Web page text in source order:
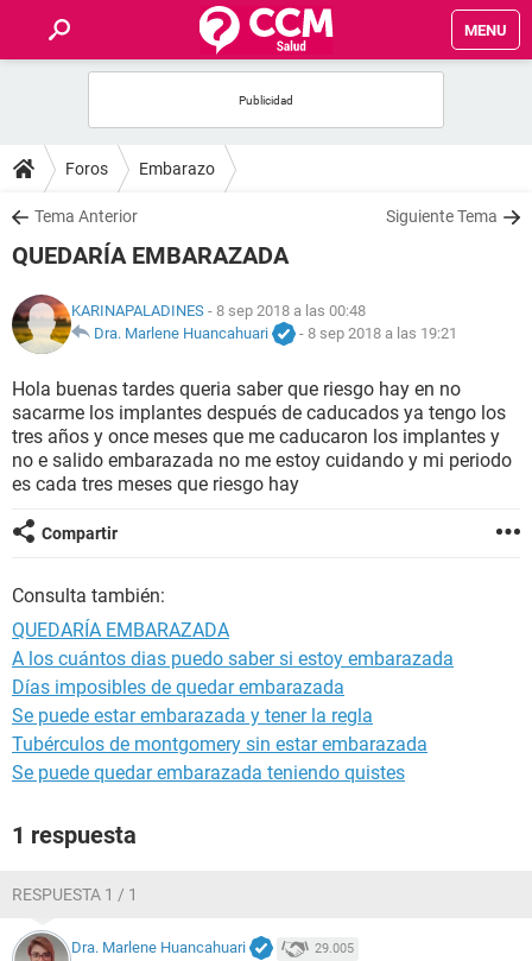
MENU
FOROS
SALUD
FAMILIA
NUTRICIÓN
BIENESTAR
SEXUALIDAD
GLOSARIO
Foros Embarazo
Tema Anterior Siguiente Tema
QUEDARÍA EMBARAZADA
KARINAPALADINES - 8 sep 2018 a las 00:48
Dra. Marlene Huancahuari
- 8 sep 2018 a las 19:21
Hola buenas tardes queria saber que riesgo hay en no
sacarme los implantes después de caducados ya tengo los
tres años y once meses que me caducaron los implantes y
no e salido embarazada no me estoy cuidando y mi periodo
es cada tres meses que riesgo hay
Compartir
Consulta también:
QUEDARÍA EMBARAZADA
A los cuántos dias puedo saber si estoy embarazada
Días imposibles de quedar embarazada
Se puede estar embarazada y tener la regla
Tubérculos de montgomery sin estar embarazada
Se puede quedar embarazada teniendo quistes
1 respuesta
RESPUESTA 1 / 1
Dra. Marlene Huancahuari 29.005